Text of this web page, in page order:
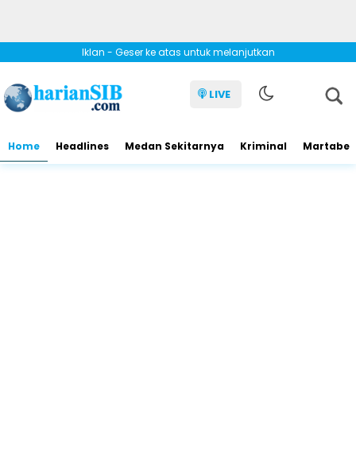
Iklan - Geser ke atas untuk melanjutkan
LIVE
Home Headlines Medan Sekitarnya Kriminal Martabe